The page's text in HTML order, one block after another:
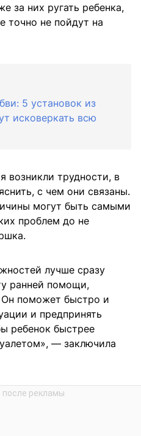
за них ругать ребенка,
точно не пойдут на
5 установок из
исковеркать всю
возникли трудности, в
с чем они связаны.
могут быть самыми
проблем до не
лучше сразу
ранней помощи,
Он поможет быстро и
и предпринять
ребенок быстрее
— заключила